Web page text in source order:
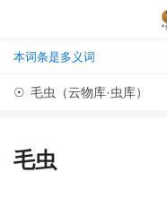
本词条是多义词
☉ 毛虫（云物库·虫库）
毛虫